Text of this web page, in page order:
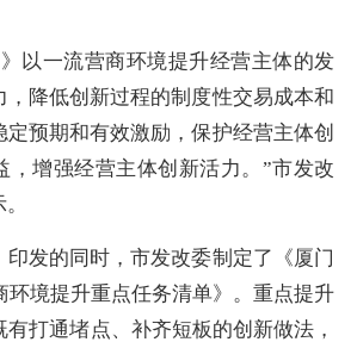
一流营商环境提升经营主体的发
，降低创新过程的制度性交易成本和
预期和有效激励，保护经营主体创
，增强经营主体创新活力。”市发改
发的同时，市发改委制定了《厦门
环境提升重点任务清单》。重点提升
打通堵点、补齐短板的创新做法，